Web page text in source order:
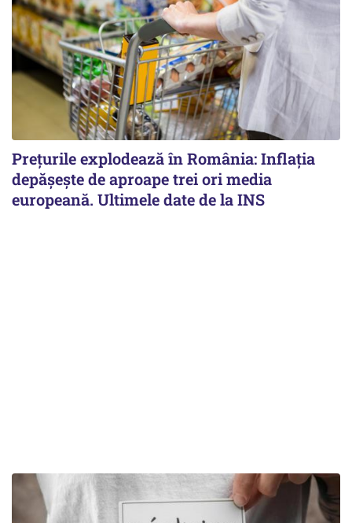
Prețurile explodează în România: Inflația
depășește de aproape trei ori media
europeană. Ultimele date de la INS